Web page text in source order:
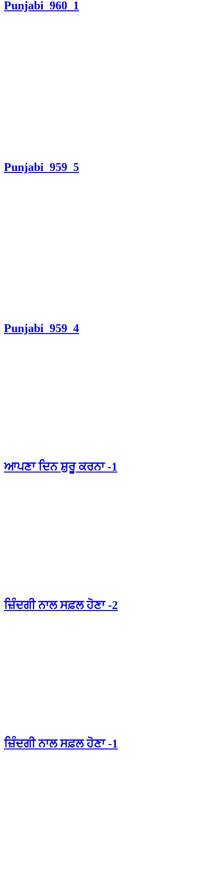
Punjabi_960_1
Punjabi_959_5
Punjabi_959_4
ਆਪਣਾ ਦਿਨ ਸ਼ੁਰੂ ਕਰਨਾ -1
ਜ਼ਿੰਦਗੀ ਨਾਲ ਸਫ਼ਲ ਹੋਣਾ -2
ਜ਼ਿੰਦਗੀ ਨਾਲ ਸਫ਼ਲ ਹੋਣਾ -1